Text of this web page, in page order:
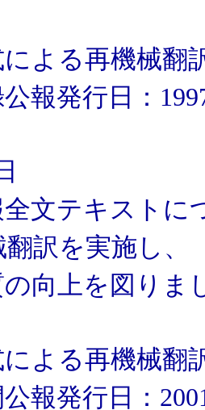
る再機械翻
行日：1997
文テキストに
訳を実施し、
上を図りま
る再機械翻
行日：2001